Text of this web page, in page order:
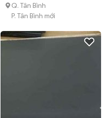
Q. Tân Bình
P. Tân Bình mới